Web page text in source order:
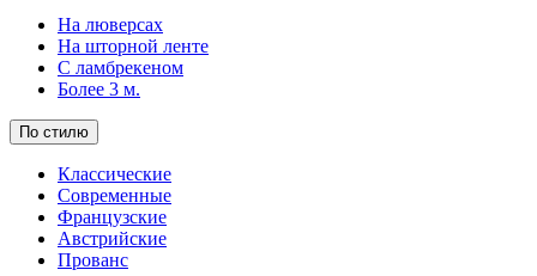
На люверсах
На шторной ленте
С ламбрекеном
Более 3 м.
По стилю
Классические
Современные
Французские
Австрийские
Прованс